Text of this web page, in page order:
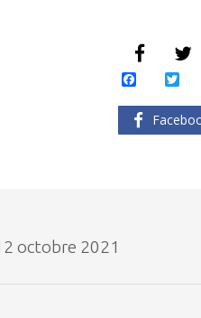
Facebook
octobre 2021